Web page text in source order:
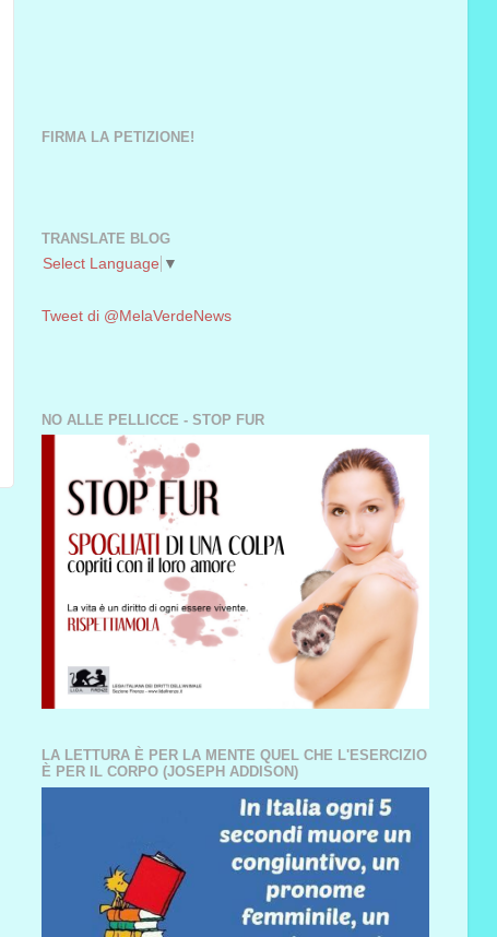
FIRMA LA PETIZIONE!
TRANSLATE BLOG
Select Language ▼
Tweet di @MelaVerdeNews
NO ALLE PELLICCE - STOP FUR
LA LETTURA È PER LA MENTE QUEL CHE L'ESERCIZIO
È PER IL CORPO (JOSEPH ADDISON)